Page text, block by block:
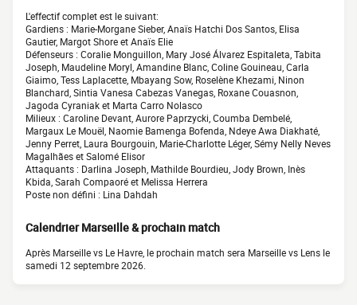
L'effectif complet est le suivant:
Gardiens : Marie-Morgane Sieber, Anaïs Hatchi Dos Santos, Elisa
Gautier, Margot Shore et Anaïs Elie
Défenseurs : Coralie Monguillon, Mary José Álvarez Espitaleta, Tabita
Joseph, Maudeline Moryl, Amandine Blanc, Coline Gouineau, Carla
Giaimo, Tess Laplacette, Mbayang Sow, Roselène Khezami, Ninon
Blanchard, Sintia Vanesa Cabezas Vanegas, Roxane Couasnon,
Jagoda Cyraniak et Marta Carro Nolasco
Milieux : Caroline Devant, Aurore Paprzycki, Coumba Dembelé,
Margaux Le Mouël, Naomie Bamenga Bofenda, Ndeye Awa Diakhaté,
Jenny Perret, Laura Bourgouin, Marie-Charlotte Léger, Sémy Nelly Neves
Magalhães et Salomé Elisor
Attaquants : Darlina Joseph, Mathilde Bourdieu, Jody Brown, Inès
Kbida, Sarah Compaoré et Melissa Herrera
Poste non défini : Lina Dahdah
Calendrier Marseille & prochain match
Après Marseille vs Le Havre, le prochain match sera Marseille vs Lens le
samedi 12 septembre 2026.